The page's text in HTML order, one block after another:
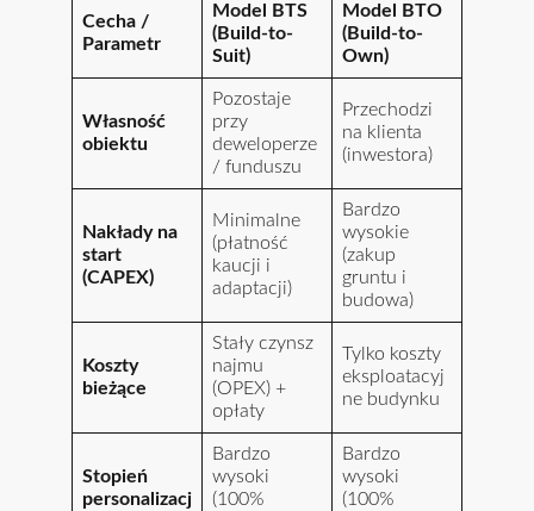
Cecha /
Parametr
Model BTS
(Build-to-
Suit)
Model BTO
(Build-to-
Own)
Własność
obiektu
Pozostaje
przy
deweloperze
/ funduszu
Przechodzi
na klienta
(inwestora)
Nakłady na
start
(CAPEX)
Minimalne
(płatność
kaucji i
adaptacji)
Bardzo
wysokie
(zakup
gruntu i
budowa)
Koszty
bieżące
Stały czynsz
najmu
(OPEX) +
opłaty
Tylko koszty
eksploatacyj
ne budynku
Stopień
personalizacj
Bardzo
wysoki
(100%
Bardzo
wysoki
(100%